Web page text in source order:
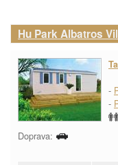
Hu Park Albatros
-
-
Doprava: